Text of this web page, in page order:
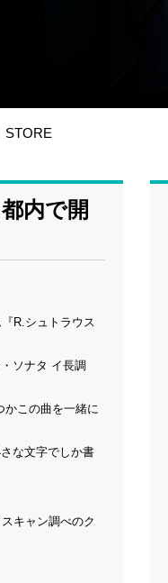
STORE
内で開
R.シュトラウス
・ソナタ イ長調
かこの曲を一緒に
な文字でしか書
キャン調べのク